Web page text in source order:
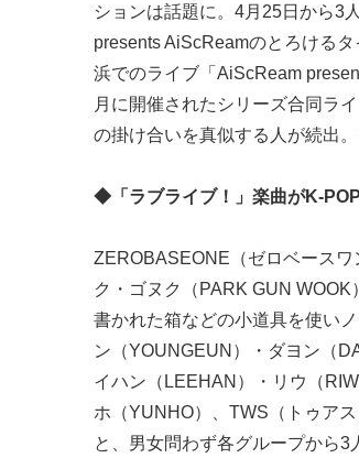
ションは話題に。4月25日から3
presents AiScReamのとろける
浜でのライブ「AiScReam
月に開催されたシリーズ合同ラ
の掛け合いを真似する人が続出
◆「ラブライブ！」楽曲がK-
ZEROBASEONE（ゼロベース
ク・ゴヌク（PARK GUN
書かれた箱などの小道具を使い
ン（YOUNGEUN）・ダヨン（
イハン（LEEHAN）・リウ（
ホ（YUNHO）、TWS（トゥア
と、男女問わず各グループから3